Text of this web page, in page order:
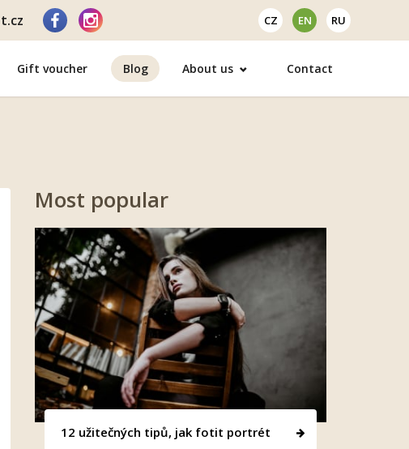
CZ EN RU
Gift voucher Blog About us Contact
Most popular
12 užitečných tipů, jak fotit portrét